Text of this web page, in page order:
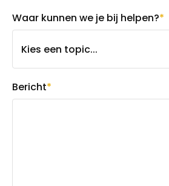
Waar kunnen we je bij helpen?*
Bericht*